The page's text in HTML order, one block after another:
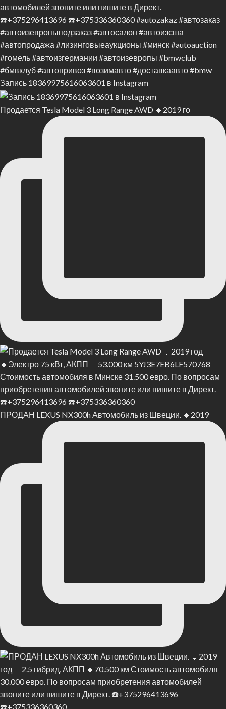
Запись 18369975616063601 в Instagram
Продается Tesla Model 3 Long Range AWD 🔸2019 го
ПРОДАН LEXUS NX300h Автомобиль из Швеции. 🔸2019